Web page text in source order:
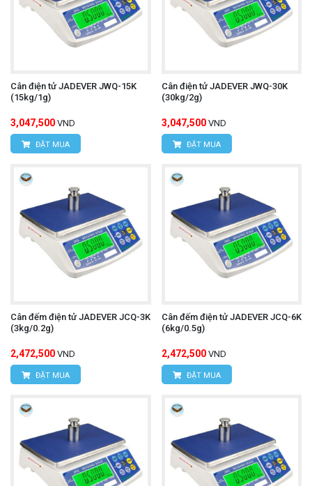
Cân điện tử JADEVER JWQ-15K
(15kg/1g)
3,047,500 VND
ĐẶT MUA
Cân điện tử JADEVER JWQ-30K
(30kg/2g)
3,047,500 VND
ĐẶT MUA
Cân đếm điện tử JADEVER JCQ-3K
(3kg/0.2g)
2,472,500 VND
ĐẶT MUA
Cân đếm điện tử JADEVER JCQ-6K
(6kg/0.5g)
2,472,500 VND
ĐẶT MUA